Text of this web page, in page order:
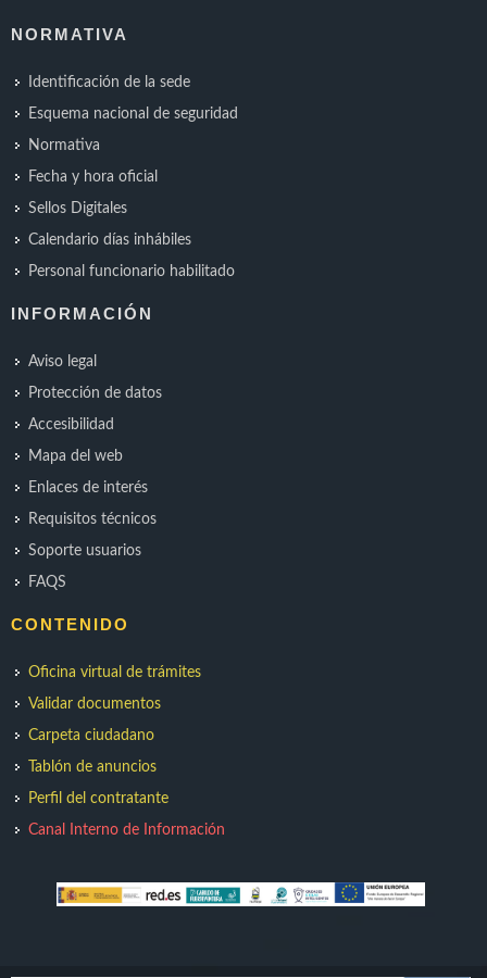
NORMATIVA
Identificación de la sede
Esquema nacional de seguridad
Normativa
Fecha y hora oficial
Sellos Digitales
Calendario días inhábiles
Personal funcionario habilitado
INFORMACIÓN
Aviso legal
Protección de datos
Accesibilidad
Mapa del web
Enlaces de interés
Requisitos técnicos
Soporte usuarios
FAQS
CONTENIDO
Oficina virtual de trámites
Validar documentos
Carpeta ciudadano
Tablón de anuncios
Perfil del contratante
Canal Interno de Información